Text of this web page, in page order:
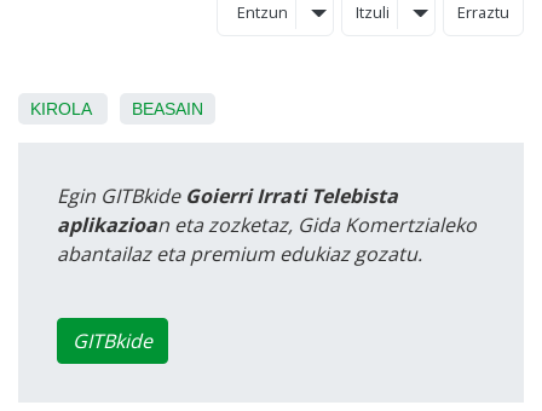
Entzun Itzuli Erraztu
KIROLA BEASAIN
Egin GITBkide Goierri Irrati Telebista
aplikazioan eta zozketaz, Gida Komertzialeko
abantailaz eta premium edukiaz gozatu.
GITBkide